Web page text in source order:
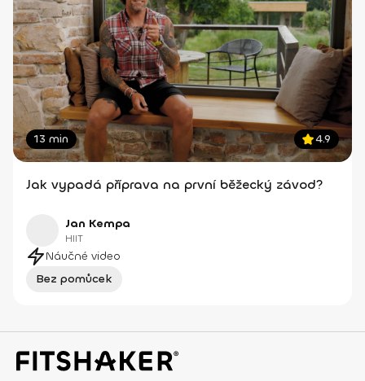
13 min 4.9
Jak vypadá příprava na první běžecký závod?
Jan Kempa
HIIT
Náučné video
Bez pomůcek